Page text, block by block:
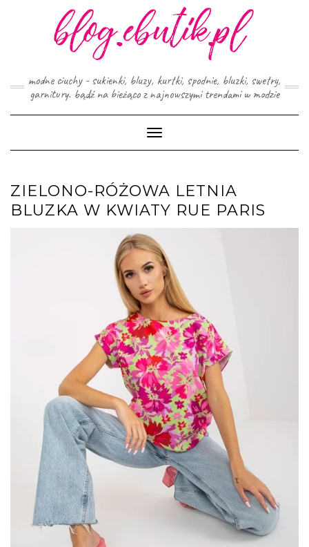
modne ciuchy - sukienki, bluzy, kurtki, spodnie, bluzki, swetry,
garnitury. bądź na bieżąco z najnowszymi trendami w modzie
Toggle
Navigation
ZIELONO-RÓŻOWA LETNIA
BLUZKA W KWIATY RUE PARIS